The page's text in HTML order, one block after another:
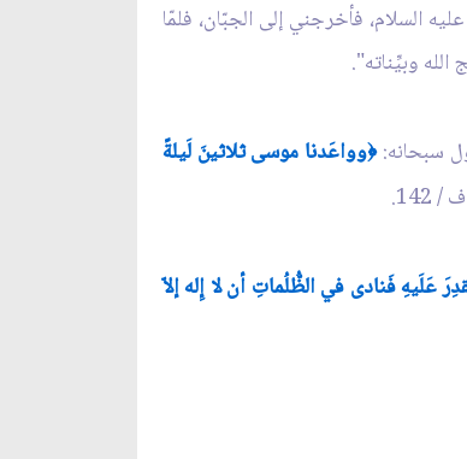
السلام، فأخرجني إلى الجبّان، فلمّا
وبيِّناته".
سبحانه:﴿وواعَدنا موسى ثلاثينَ لَيلةً
142.
عَلَيهِ فَنادى في الظُّلُماتِ أن لا إِله إلاّ